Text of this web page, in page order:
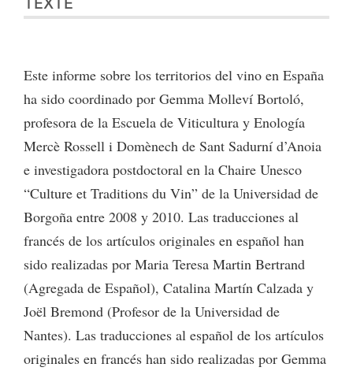
Citer cet article
Este informe sobre los territorios del vino en España
ha sido coordinado por Gemma Molleví Bortoló,
profesora de la Escuela de Viticultura y Enología
Mercè Rossell i Domènech de Sant Sadurní d’Anoia
e investigadora postdoctoral en la Chaire Unesco
“Culture et Traditions du Vin” de la Universidad de
Borgoña entre 2008 y 2010. Las traducciones al
francés de los artículos originales en español han
sido realizadas por Maria Teresa Martin Bertrand
(Agregada de Español), Catalina Martín Calzada y
Joël Bremond (Profesor de la Universidad de
Nantes). Las traducciones al español de los artículos
originales en francés han sido realizadas por Gemma